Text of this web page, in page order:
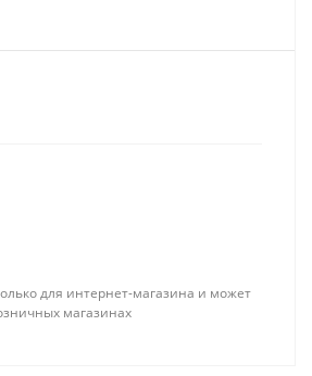
для интернет-магазина и может
магазинах